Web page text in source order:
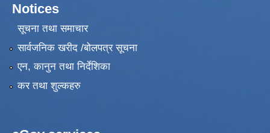
Notices
सूचना तथा समाचार
सार्वजनिक खरीद /बोलपत्र सूचना
एन, कानुन तथा निर्देशिका
कर तथा शुल्कहरु